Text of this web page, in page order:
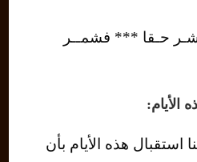
حـقا *** فشمــر
استقبال هذه الأيام بأن